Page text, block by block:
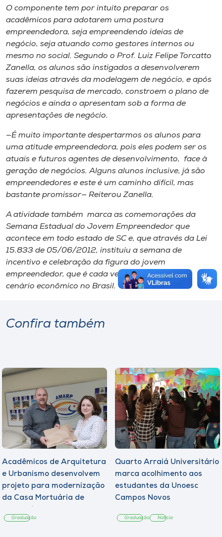
O componente tem por intuito preparar os
acadêmicos para adotarem uma postura
empreendedora, seja empreendendo ideias de
negócio, seja atuando como gestores internos ou
mesmo no social. Segundo o Prof. Luiz Felipe Torcatto
Zanella, os alunos são instigados a desenvolverem
suas ideias através da modelagem de negócio, e após
fazerem pesquisa de mercado, constroem o plano de
negócios e ainda o apresentam sob a forma de
apresentações de negócio.
—É muito importante despertarmos os alunos para
uma atitude empreendedora, pois eles podem ser os
atuais e futuros agentes de desenvolvimento, face à
geração de negócios. Alguns alunos inclusive, já são
empreendedores e este é um caminho difícil, mas
bastante promissor— Reiterou Zanella.
A atividade também marca as comemorações da
Semana Estadual do Jovem Empreendedor que
acontece em todo estado de SC e, que através da Lei
15.833 de 05/06/2012, instituiu a semana de
incentivo e celebração da figura do jovem
empreendedor, que é cada vez mais presente no
cenário econômico no Brasil.
Confira também
Acadêmicos de Arquitetura
e Urbanismo desenvolvem
projeto para modernização
da Casa Mortuária de
Graduação
Quarto Arraiá Universitário
marca acolhimento aos
estudantes da Unoesc
Campos Novos
Graduação Notícia